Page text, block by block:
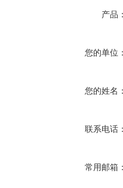
产品
您的单位
您的姓名
联系电话
常用邮箱